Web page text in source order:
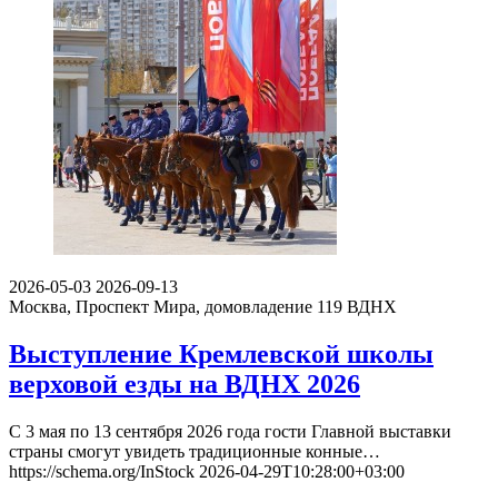
2026-05-03 2026-09-13
Москва, Проспект Мира, домовладение 119 ВДНХ
Выступление Кремлевской школы
верховой езды на ВДНХ 2026
С 3 мая по 13 сентября 2026 года гости Главной выставки
страны смогут увидеть традиционные конные…
https://schema.org/InStock 2026-04-29T10:28:00+03:00